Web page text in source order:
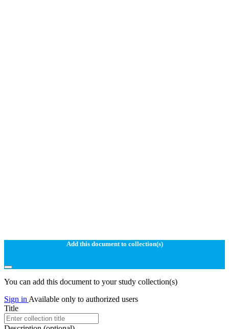
Add this document to collection(s)
You can add this document to your study collection(s)
Sign in Available only to authorized users
Title